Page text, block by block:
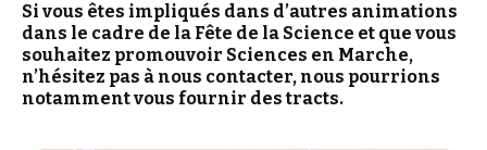
Si vous êtes impliqués dans d’autres animations
dans le cadre de la Fête de la Science et que vous
souhaitez promouvoir Sciences en Marche,
n’hésitez pas à nous contacter, nous pourrions
notamment vous fournir des tracts.